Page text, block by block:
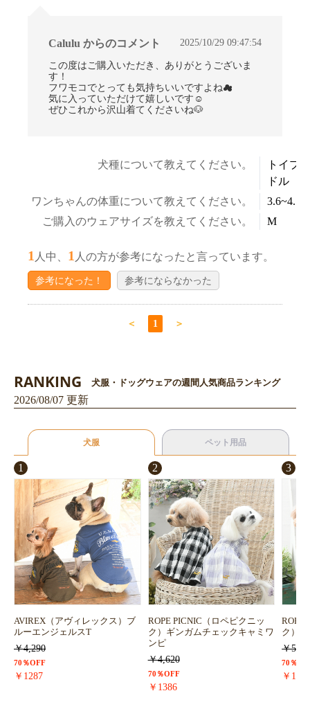
Calulu からのコメント 2025/10/29 09:47:54
この度はご購入いただき、ありがとうございま
す！
フワモコでとっても気持ちいいですよね☁
気に入っていただけて嬉しいです☺
ぜひこれから沢山着てくださいね🐶
犬種について教えてください。
トイプ
ドル
ワンちゃんの体重について教えてください。
ご購入のウェアサイズを教えてください。
M
1 人中、 1 人の方が参考になったと言っています。
参考になった！ 参考にならなかった
＜ 1 ＞
RANKING 犬服・ドッグウェアの週間人気商品ランキング
2026/08/07 更新
犬服 ペット用品
1
AVIREX（アヴィレックス）ブ
ルーエンジェルスT
￥4,290
70％OFF
￥1287
2
ROPE PICNIC（ロペピクニッ
ク）ギンガムチェックキャミワ
ンピ
￥4,620
70％OFF
￥1386
3
ROPE
ク）
￥
70％
￥